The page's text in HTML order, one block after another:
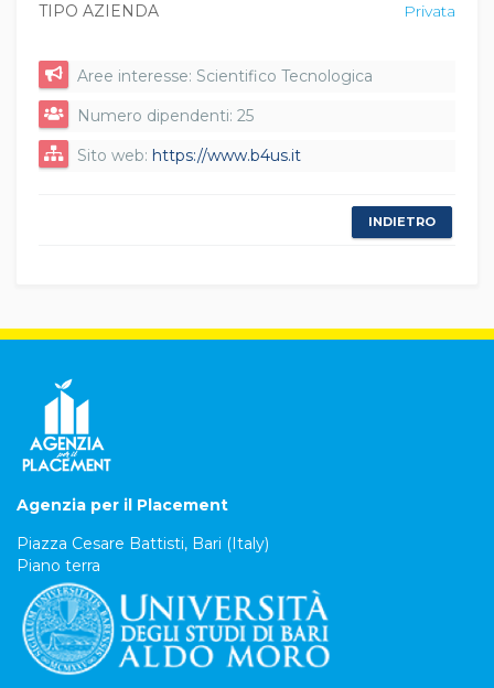
TIPO AZIENDA Privata
Aree interesse: Scientifico Tecnologica
Numero dipendenti: 25
Sito web: https://www.b4us.it
INDIETRO
Agenzia per il Placement
Piazza Cesare Battisti, Bari (Italy)
Piano terra